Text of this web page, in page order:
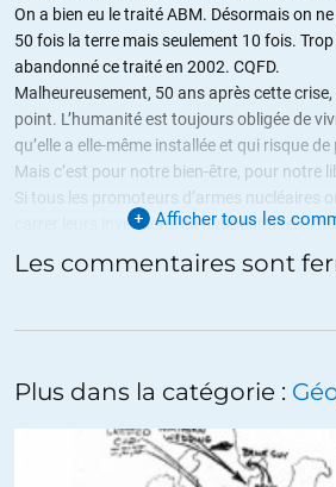
On a bien eu le traité ABM. Désormais on
50 fois la terre mais seulement 10 fois.
abandonné ce traité en 2002. CQFD.
Malheureusement, 50 ans après cette
point. L’humanité est toujours obligée de
qu’elle a elle-même installée et qui risque
Mais c’est pour notre bien-être, pour notre
Si tous les promoteurs d’armes nucléaires
carrer leurs inventions en suppositoires,
pas plus mal, bien au contraire.
Mais bon, au XXIè siècle, on en est encore à
Peut-être qu’au final, si l’humanité toute
Afficher tous les
Les commentaires sont
Plus dans la catégorie :